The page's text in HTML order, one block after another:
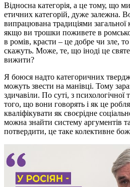
Відносна категорія, а це тому, що
етичних категорій, дуже залежна.
випрацювана традиціями
якщо ви трошки поживете в
в ромів, красти – це добре чи зле,
скажуть. Може, те, що іноді це
вижити?
Я боюся надто категоричних
можуть звести на манівці. Тому
здичавіли. По суті, з психологічної
того, що вони говорять і як це
кваліфікувати як своєрідне
можна знайти систему аргументів
потвердити, це таке колективне